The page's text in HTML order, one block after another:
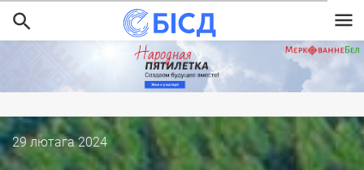
Перайсці
да
асноўнага
змесціва
Дата
публикации
29 лютага 2024